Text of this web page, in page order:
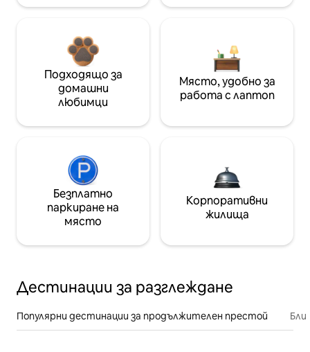
Подходящо за
домашни
любимци
Място, удобно за
работа с лаптоп
Безплатно
паркиране на
място
Корпоративни
жилища
Дестинации за разглеждане
Популярни дестинации за продължителен престой